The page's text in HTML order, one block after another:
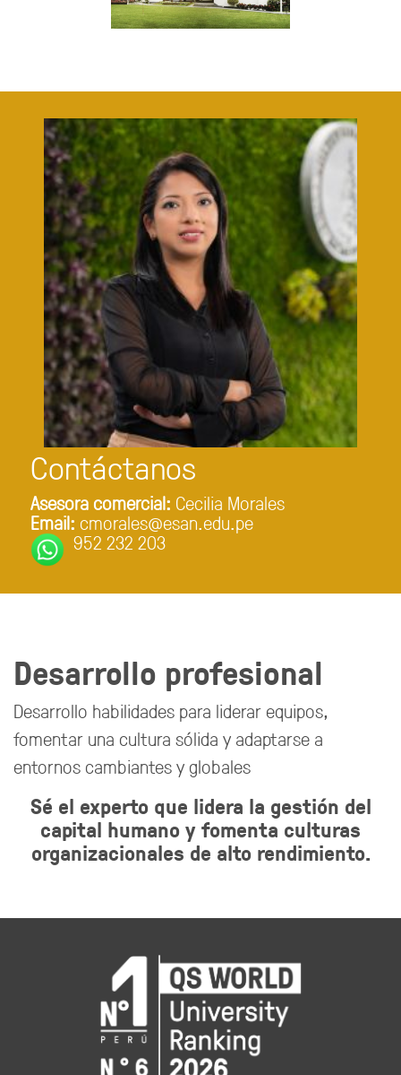
Contáctanos
Asesora comercial: Cecilia Morales
Email: cmorales@esan.edu.pe
952 232 203
Desarrollo profesional
Desarrollo habilidades para liderar equipos,
fomentar una cultura sólida y adaptarse a
entornos cambiantes y globales
Sé el experto que lidera la gestión del
capital humano y fomenta culturas
organizacionales de alto rendimiento.